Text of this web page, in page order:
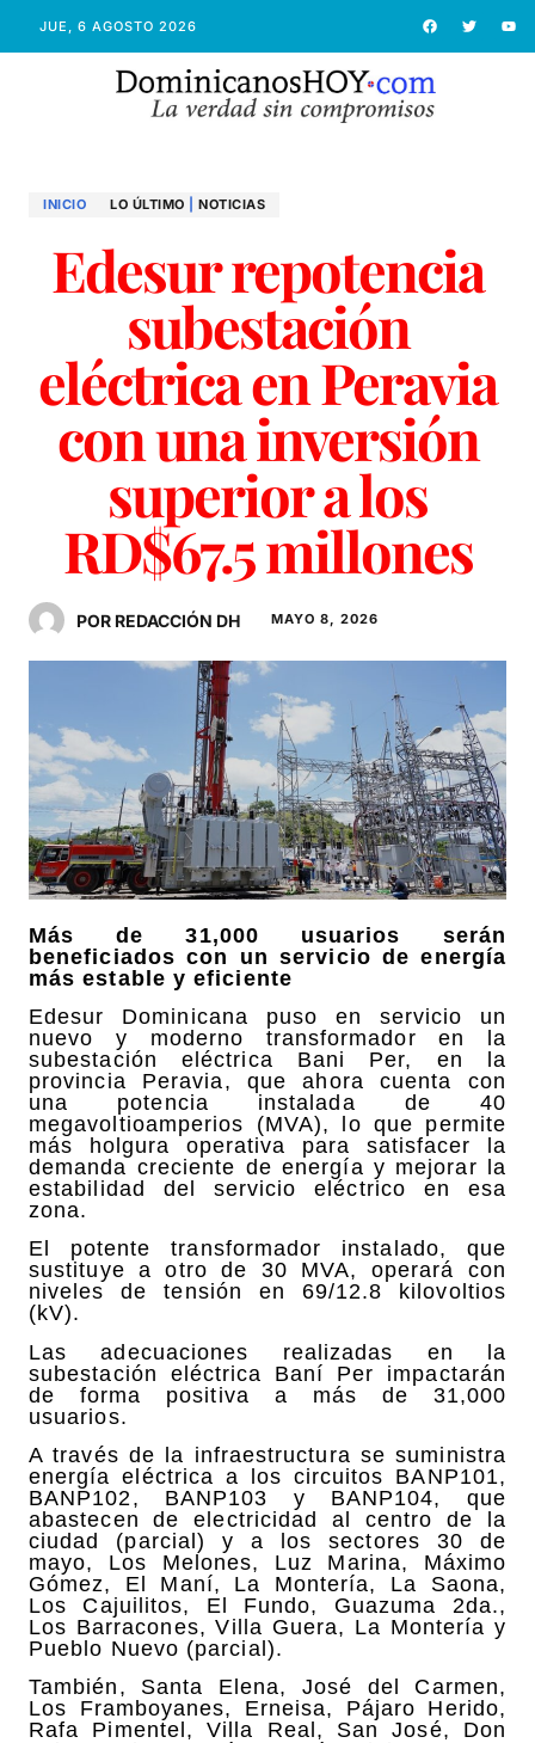
JUE, 6 AGOSTO 2026
INICIO LO ÚLTIMO NOTICIAS
Edesur repotencia
subestación
eléctrica en Peravia
con una inversión
superior a los
RD$67.5 millones
POR REDACCIÓN DH MAYO 8, 2026
Más de 31,000 usuarios serán
beneficiados con un servicio de energía
más estable y eficiente
Edesur Dominicana puso en servicio un
nuevo y moderno transformador en la
subestación eléctrica Bani Per, en la
provincia Peravia, que ahora cuenta con
una potencia instalada de 40
megavoltioamperios (MVA), lo que permite
más holgura operativa para satisfacer la
demanda creciente de energía y mejorar la
estabilidad del servicio eléctrico en esa
zona.
El potente transformador instalado, que
sustituye a otro de 30 MVA, operará con
niveles de tensión en 69/12.8 kilovoltios
(kV).
Las adecuaciones realizadas en la
subestación eléctrica Baní Per impactarán
de forma positiva a más de 31,000
usuarios.
A través de la infraestructura se suministra
energía eléctrica a los circuitos BANP101,
BANP102, BANP103 y BANP104, que
abastecen de electricidad al centro de la
ciudad (parcial) y a los sectores 30 de
mayo, Los Melones, Luz Marina, Máximo
Gómez, El Maní, La Montería, La Saona,
Los Cajuilitos, El Fundo, Guazuma 2da.,
Los Barracones, Villa Guera, La Montería y
Pueblo Nuevo (parcial).
También, Santa Elena, José del Carmen,
Los Framboyanes, Erneisa, Pájaro Herido,
Rafa Pimentel, Villa Real, San José, Don